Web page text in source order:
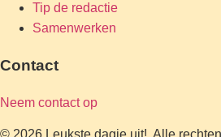
Tip de redactie
Samenwerken
Contact
Neem contact op
© 2026 Leukste dagje uit!. Alle